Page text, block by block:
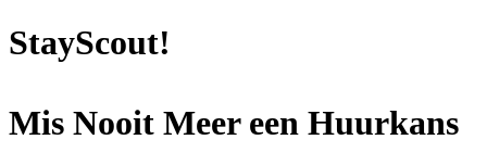
StayScout!
Mis Nooit Meer een Huurkans